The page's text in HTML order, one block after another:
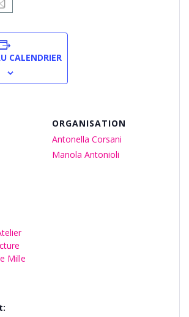
CALENDRIER
Mille
ORGANISATION
Antonella Corsani
Manola Antonioli